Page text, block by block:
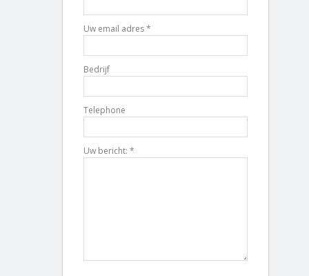
Uw email adres *
Bedrijf
Telephone
Uw bericht: *